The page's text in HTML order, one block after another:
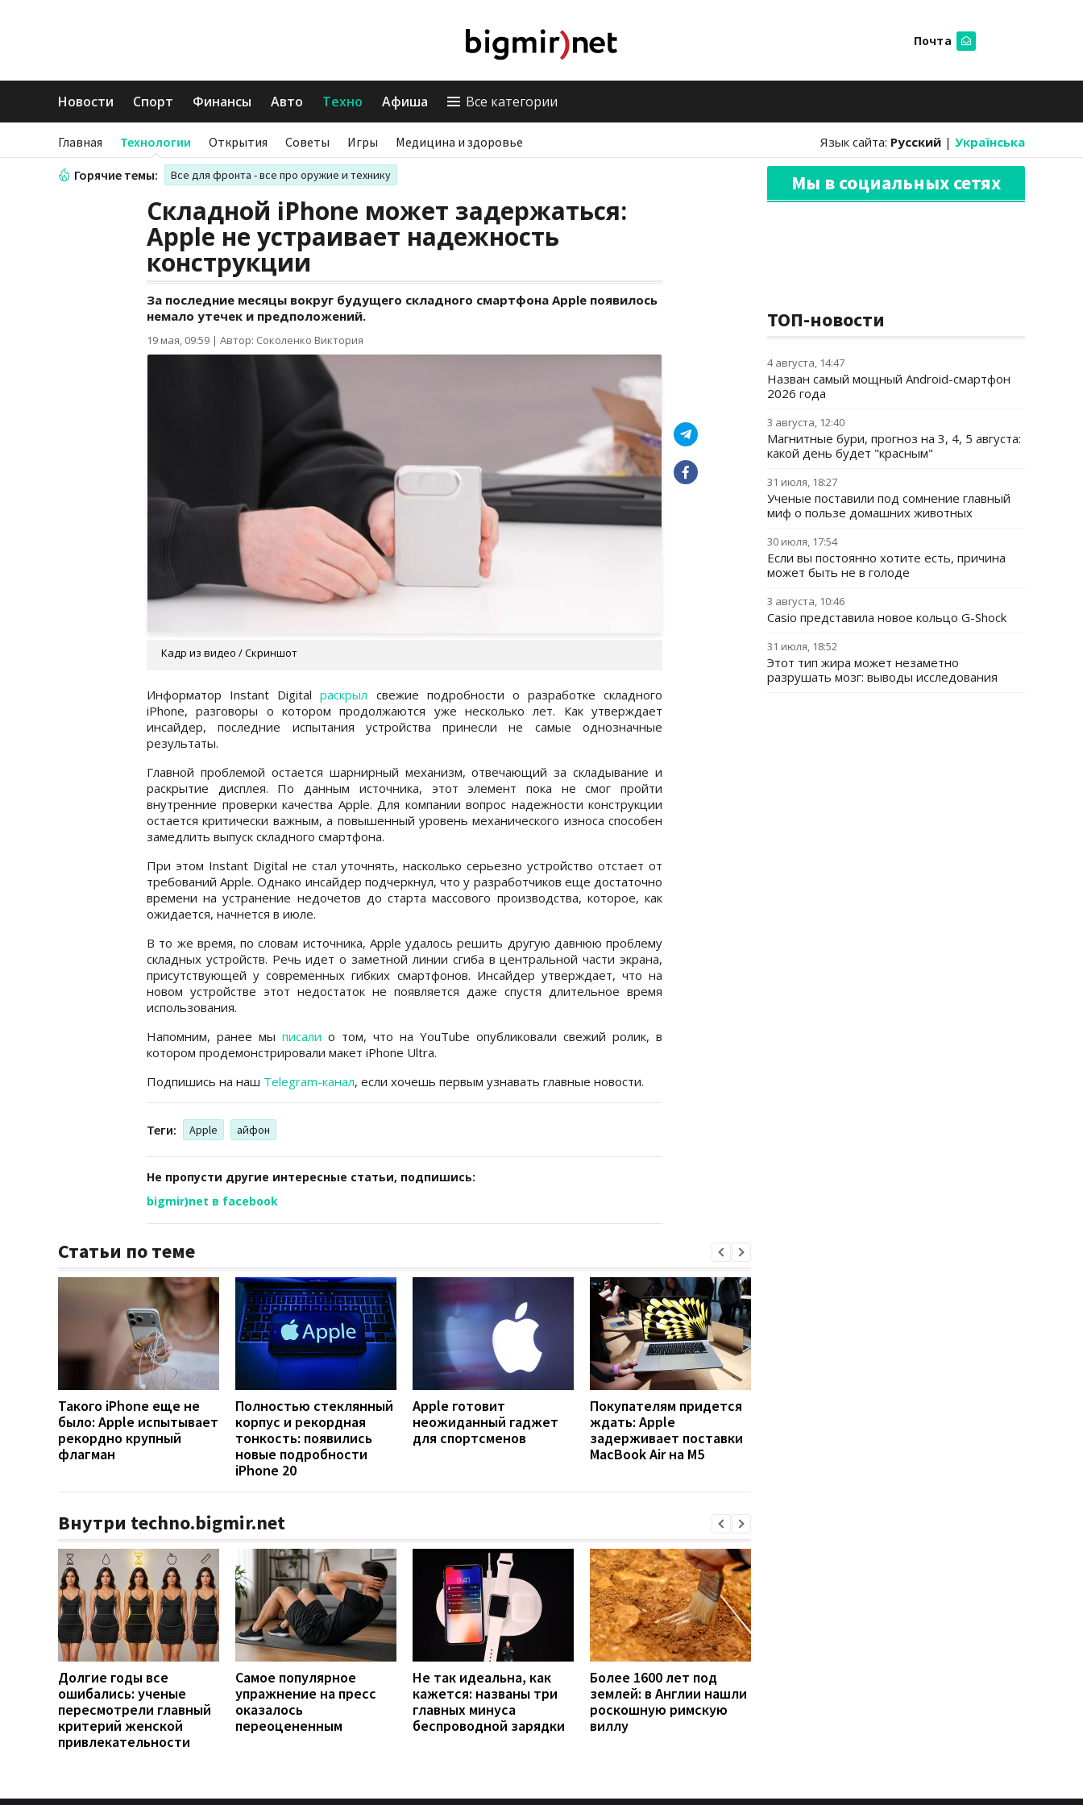
Почта
Новости Спорт Финансы Авто Техно Афиша Все категории
Главная Технологии Открытия Советы Игры Медицина и здоровье Язык сайта: Русский | Українська
Горячие темы: Все для фронта - все про оружие и технику
Складной iPhone может задержаться:
Apple не устраивает надежность
конструкции
За последние месяцы вокруг будущего складного смартфона Apple появилось
немало утечек и предположений.
19 мая, 09:59 | Автор: Соколенко Виктория
Кадр из видео / Скриншот
Информатор Instant Digitalраскрыл свежие подробности о разработке складного
iPhone, разговоры о котором продолжаются уже несколько лет. Как утверждает
инсайдер, последние испытания устройства принесли не самые однозначные
результаты.
Главной проблемой остается шарнирный механизм, отвечающий за складывание и
раскрытие дисплея. По данным источника, этот элемент пока не смог пройти
внутренние проверки качества Apple. Для компании вопрос надежности конструкции
остается критически важным, а повышенный уровень механического износа способен
замедлить выпуск складного смартфона.
При этом Instant Digital не стал уточнять, насколько серьезно устройство отстает от
требований Apple. Однако инсайдер подчеркнул, что у разработчиков еще достаточно
времени на устранение недочетов до старта массового производства, которое, как
ожидается, начнется в июле.
В то же время, по словам источника, Apple удалось решить другую давнюю проблему
складных устройств. Речь идет о заметной линии сгиба в центральной части экрана,
присутствующей у современных гибких смартфонов. Инсайдер утверждает, что на
новом устройстве этот недостаток не появляется даже спустя длительное время
использования.
Напомним, ранее мы писали о том, что на YouTube опубликовали свежий ролик, в
котором продемонстрировали макет iPhone Ultra.
Подпишись на наш Telegram-канал, если хочешь первым узнавать главные новости.
Теги: Apple айфон
Не пропусти другие интересные статьи, подпишись:
bigmir)net в facebook
Статьи по теме
Такого iPhone еще не
было: Apple испытывает
рекордно крупный
флагман
Полностью стеклянный
корпус и рекордная
тонкость: появились
новые подробности
iPhone 20
Apple готовит
неожиданный гаджет
для спортсменов
Покупателям придется
ждать: Apple
задерживает поставки
MacBook Air на M5
Внутри techno.bigmir.net
Долгие годы все
ошибались: ученые
пересмотрели главный
критерий женской
привлекательности
Самое популярное
упражнение на пресс
оказалось
переоцененным
Не так идеальна, как
кажется: названы три
главных минуса
беспроводной зарядки
Более 1600 лет под
землей: в Англии нашли
роскошную римскую
виллу
Мы в социальных сетях
ТОП-новости
4 августа, 14:47
Назван самый мощный Android-смартфон
2026 года
3 августа, 12:40
Магнитные бури, прогноз на 3, 4, 5 августа:
какой день будет "красным"
31 июля, 18:27
Ученые поставили под сомнение главный
миф о пользе домашних животных
30 июля, 17:54
Если вы постоянно хотите есть, причина
может быть не в голоде
3 августа, 10:46
Casio представила новое кольцо G-Shock
31 июля, 18:52
Этот тип жира может незаметно
разрушать мозг: выводы исследования